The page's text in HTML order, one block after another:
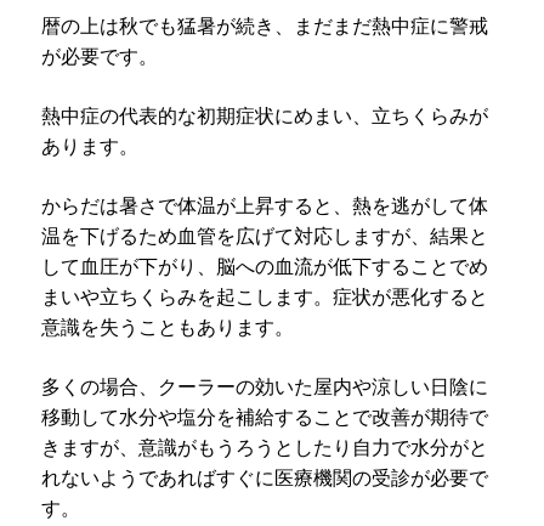
暦の上は秋でも猛暑が続き、まだまだ熱中症に警戒
が必要です。
熱中症の代表的な初期症状にめまい、立ちくらみが
あります。
からだは暑さで体温が上昇すると、熱を逃がして体
温を下げるため血管を広げて対応しますが、結果と
して血圧が下がり、脳への血流が低下することでめ
まいや立ちくらみを起こします。症状が悪化すると
意識を失うこともあります。
多くの場合、クーラーの効いた屋内や涼しい日陰に
移動して水分や塩分を補給することで改善が期待で
きますが、意識がもうろうとしたり自力で水分がと
れないようであればすぐに医療機関の受診が必要で
す。